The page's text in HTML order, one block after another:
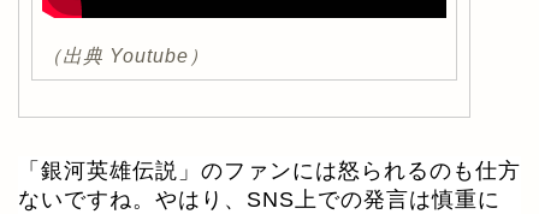
（出典 Youtube）
「銀河英雄伝説」のファンには怒られるのも仕方
ないですね。やはり、SNS上での発言は慎重に